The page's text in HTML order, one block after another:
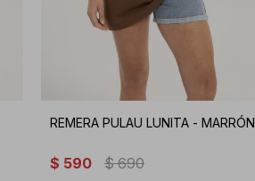
REMERA PULAU LUNITA - MARRÓN
$ 590 $ 690